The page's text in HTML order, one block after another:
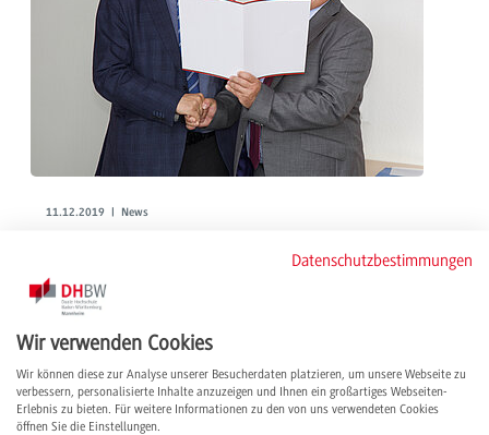
11.12.2019 | News
Prof. Kay Wilding
Immer unter Strom. Prof. Wilding ist Studiengangsleiter der
Man findet ihn überall dort, wo gemeinsam an der Qualifizierung junger
Menschen gearbeitet wird – ob national oder rund um den Globus.
weiterlesen
Datenschutzbestimmungen
Wir verwenden Cookies
Wir können diese zur Analyse unserer Besucherdaten platzieren, um unsere Webseite zu
verbessern, personalisierte Inhalte anzuzeigen und Ihnen ein großartiges Webseiten-
Erlebnis zu bieten. Für weitere Informationen zu den von uns verwendeten Cookies
öffnen Sie die Einstellungen.